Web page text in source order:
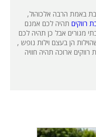
באמת הרבה אלכוהול,
רווקים תהיה לכם אמנם
מגורים אבל כן תהיה לכם
הן בעצם וילות נופש ,
ארוכה תהיה חוויה